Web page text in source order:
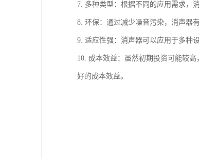
7. 多种类型：根据不同的应用需求，
8. 环保：通过减少噪音污染，消声器
9. 适应性强：消声器可以应用于多种
10. 成本效益：虽然初期投资可能较
好的成本效益。